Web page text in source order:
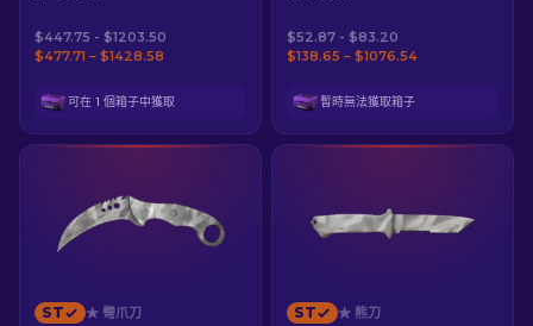
$447.75 - $1203.50
$477.71 – $1428.58
可在 1 個箱子中獲取
$52.87 - $83.20
$138.65 – $1076.54
暫時無法獲取箱子
ST ★ 彎爪刀 ST ★ 熊刀